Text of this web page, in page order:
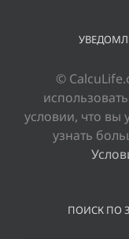
©
условии, что вы
узнать
ПОИСК ПО